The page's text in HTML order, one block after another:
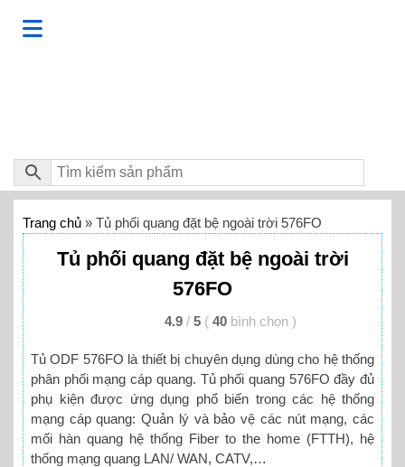
Trang chủ » Tủ phối quang đặt bệ ngoài trời 576FO
Tủ phối quang đặt bệ ngoài trời
576FO
4.9 / 5 ( 40 bình chọn )
Tủ ODF 576FO là thiết bị chuyên dụng dùng cho hệ thống
phân phối mạng cáp quang. Tủ phối quang 576FO đầy đủ
phụ kiện được ứng dụng phổ biến trong các hệ thống
mạng cáp quang: Quản lý và bảo vệ các nút mạng, các
mối hàn quang hệ thống Fiber to the home (FTTH), hệ
thống mạng quang LAN/ WAN, CATV,…